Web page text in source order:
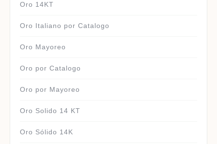
Oro 14KT
Oro Italiano por Catalogo
Oro Mayoreo
Oro por Catalogo
Oro por Mayoreo
Oro Solido 14 KT
Oro Sólido 14K